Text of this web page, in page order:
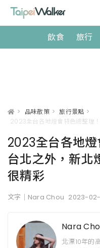
飲食 旅行
> 品味散策 > 旅行景點 >
2023全台各地
台北之外，新北
很精彩
文字｜Nara Chou 2023-02-
Nara
北漂10年的